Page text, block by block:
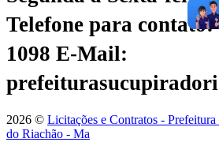
Telefone para contato:
1098 E-Mail:
2026 © Licitações e Contratos -
do Riachão - Ma